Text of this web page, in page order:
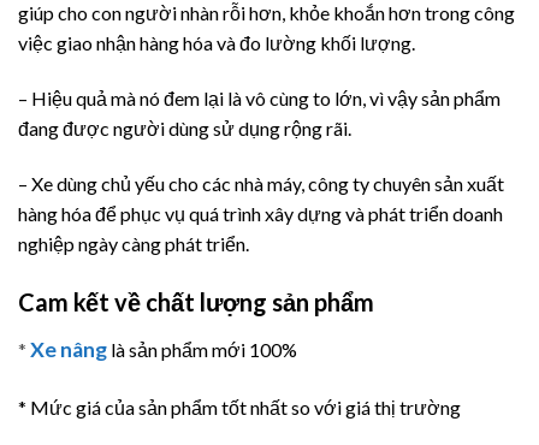
giúp cho con người nhàn rỗi hơn, khỏe khoắn hơn trong công
việc giao nhận hàng hóa và đo lường khối lượng.
– Hiệu quả mà nó đem lại là vô cùng to lớn, vì vậy sản phẩm
đang được người dùng sử dụng rộng rãi.
– Xe dùng chủ yếu cho các nhà máy, công ty chuyên sản xuất
hàng hóa để phục vụ quá trình xây dựng và phát triển doanh
nghiệp ngày càng phát triển.
Cam kết về chất lượng sản phẩm
* Xe nâng là sản phẩm mới 100%
* Mức giá của sản phẩm tốt nhất so với giá thị trường